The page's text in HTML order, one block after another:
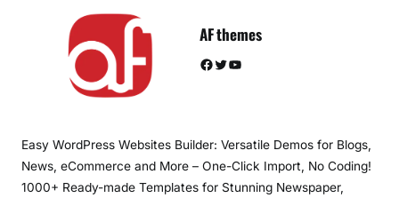
AF themes
Facebook Twitter YouTube
Easy WordPress Websites Builder: Versatile Demos for Blogs,
News, eCommerce and More – One-Click Import, No Coding!
1000+ Ready-made Templates for Stunning Newspaper,